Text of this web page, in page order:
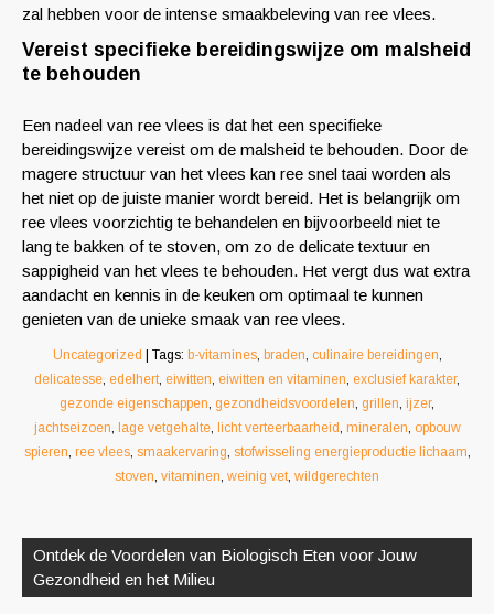
zal hebben voor de intense smaakbeleving van ree vlees.
Vereist specifieke bereidingswijze om malsheid
te behouden
Een nadeel van ree vlees is dat het een specifieke
bereidingswijze vereist om de malsheid te behouden. Door de
magere structuur van het vlees kan ree snel taai worden als
het niet op de juiste manier wordt bereid. Het is belangrijk om
ree vlees voorzichtig te behandelen en bijvoorbeeld niet te
lang te bakken of te stoven, om zo de delicate textuur en
sappigheid van het vlees te behouden. Het vergt dus wat extra
aandacht en kennis in de keuken om optimaal te kunnen
genieten van de unieke smaak van ree vlees.
Uncategorized | Tags: b-vitamines, braden, culinaire bereidingen,
delicatesse, edelhert, eiwitten, eiwitten en vitaminen, exclusief karakter,
gezonde eigenschappen, gezondheidsvoordelen, grillen, ijzer,
jachtseizoen, lage vetgehalte, licht verteerbaarheid, mineralen, opbouw
spieren, ree vlees, smaakervaring, stofwisseling energieproductie lichaam,
stoven, vitaminen, weinig vet, wildgerechten
Ontdek de Voordelen van Biologisch Eten voor Jouw
Gezondheid en het Milieu